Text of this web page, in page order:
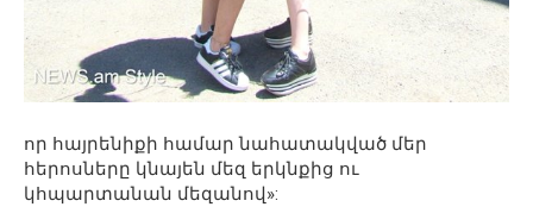
որ հայրենիքի համար նահատակված մեր
հերոսները կնայեն մեզ երկնքից ու
կհպարտանան մեզանով»: